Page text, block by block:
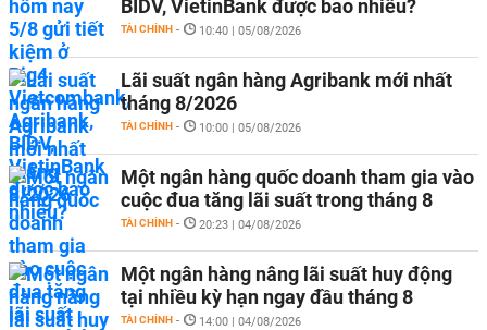
BIDV, VietinBank được bao nhiêu?
TÀI CHÍNH - 10:40 | 05/08/2026
Lãi suất ngân hàng Agribank mới nhất
tháng 8/2026
TÀI CHÍNH - 10:00 | 05/08/2026
Một ngân hàng quốc doanh tham gia vào
cuộc đua tăng lãi suất trong tháng 8
TÀI CHÍNH - 20:23 | 04/08/2026
Một ngân hàng nâng lãi suất huy động
tại nhiều kỳ hạn ngay đầu tháng 8
TÀI CHÍNH - 14:00 | 04/08/2026